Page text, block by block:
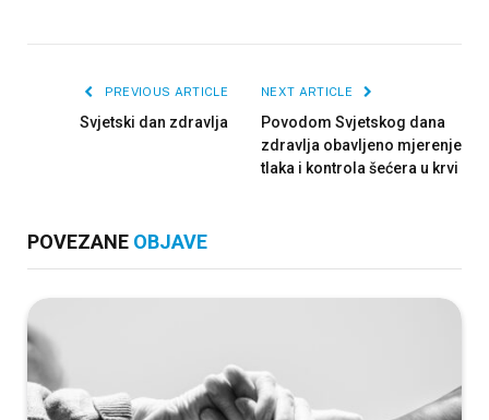
PREVIOUS ARTICLE
Svjetski dan zdravlja
NEXT ARTICLE
Povodom Svjetskog dana
zdravlja obavljeno mjerenje
tlaka i kontrola šećera u krvi
POVEZANE OBJAVE